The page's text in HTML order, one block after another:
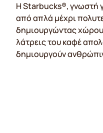
H Starbucks®, γνωστή
από απλά μέχρι
δημιουργώντας
λάτρεις του καφέ
δημιουργούν